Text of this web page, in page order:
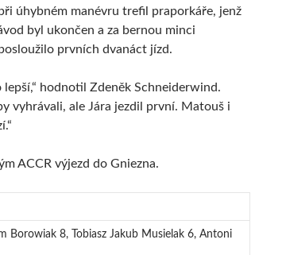
úhybném manévru trefil praporkáře, jenž
byl ukončen a za bernou minci
prvních dvanáct jízd.
lepší,“ hodnotil Zdeněk Schneiderwind.
vyhrávali, ale Jára jezdil první. Matouš i
ACCR výjezd do Gniezna.
Borowiak 8, Tobiasz Jakub Musielak 6, Antoni